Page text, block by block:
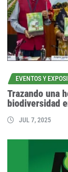
EVENTOS Y
Trazando una
biodiversidad
JUL 7, 2025